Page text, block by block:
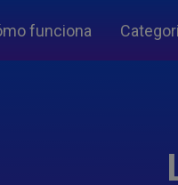
funciona